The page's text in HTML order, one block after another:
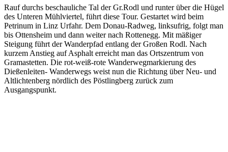
Rauf durchs beschauliche Tal der Gr.Rodl und runter über die Hügel
des Unteren Mühlviertel, führt diese Tour. Gestartet wird beim
Petrinum in Linz Urfahr. Dem Donau-Radweg, linksufrig, folgt man
bis Ottensheim und dann weiter nach Rottenegg. Mit mäßiger
Steigung führt der Wanderpfad entlang der Großen Rodl. Nach
kurzem Anstieg auf Asphalt erreicht man das Ortszentrum von
Gramastetten. Die rot-weiß-rote Wanderwegmarkierung des
Dießenleiten- Wanderwegs weist nun die Richtung über Neu- und
Altlichtenberg nördlich des Pöstlingberg zurück zum
Ausgangspunkt.